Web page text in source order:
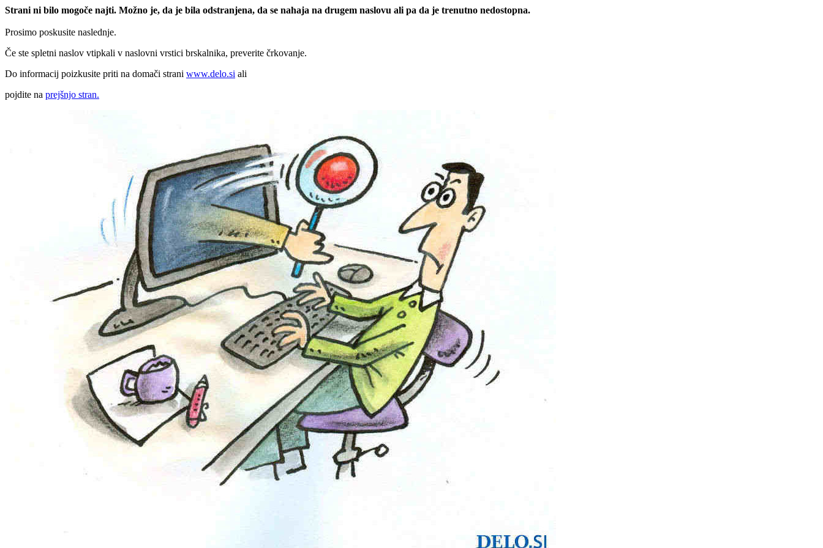
Strani ni bilo mogoče najti. Možno je, da je bila odstranjena, da se nahaja na drugem naslovu ali pa da je trenutno nedostopna.
Prosimo poskusite naslednje.
Če ste spletni naslov vtipkali v naslovni vrstici brskalnika, preverite črkovanje.
Do informacij poizkusite priti na domači strani www.delo.si ali
pojdite na prejšnjo stran.